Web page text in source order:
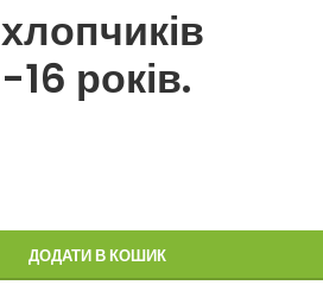
років.
ДОДАТИ В КОШИК